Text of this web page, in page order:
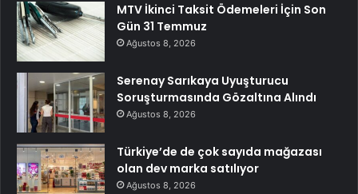
MTV İkinci Taksit Ödemeleri İçin Son
Gün 31 Temmuz
Ağustos 8, 2026
Serenay Sarıkaya Uyuşturucu
Soruşturmasında Gözaltına Alındı
Ağustos 8, 2026
Türkiye’de de çok sayıda mağazası
olan dev marka satılıyor
Ağustos 8, 2026